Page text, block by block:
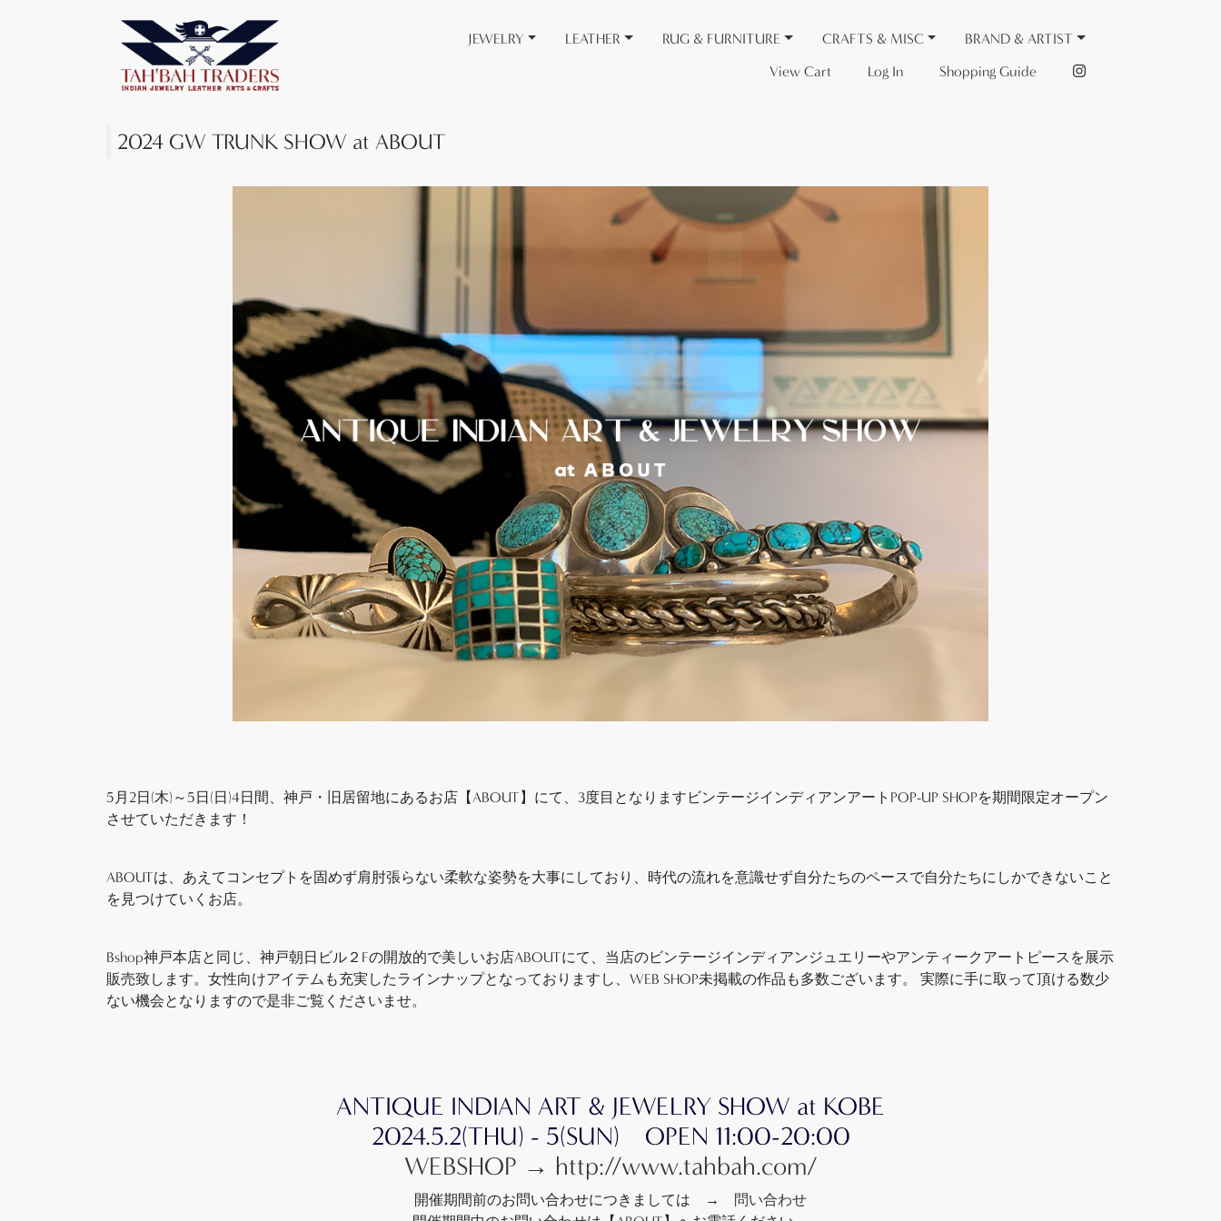
JEWELRY LEATHER RUG & FURNITURE CRAFTS & MISC
BRAND & ARTIST
View Cart
Log In Shopping Guide
2024 GW TRUNK SHOW at ABOUT
5月2日(木)～5日(日)4日間、神戸・旧居留地にあるお店【ABOUT】にて、3度目となりますビンテージインディアンアートPOP-UP SHOPを期間限定オープン
させていただきます！
ABOUTは、あえてコンセプトを固めず肩肘張らない柔軟な姿勢を大事にしており、時代の流れを意識せず自分たちのペースで自分たちにしかできないこと
を見つけていくお店。
Bshop神戸本店と同じ、神戸朝日ビル２Fの開放的で美しいお店ABOUTにて、当店のビンテージインディアンジュエリーやアンティークアートピースを展示
販売致します。女性向けアイテムも充実したラインナップとなっておりますし、WEB SHOP未掲載の作品も多数ございます。 実際に手に取って頂ける数少
ない機会となりますので是非ご覧くださいませ。
ANTIQUE INDIAN ART & JEWELRY SHOW at KOBE
2024.5.2(THU) - 5(SUN) OPEN 11:00-20:00
WEBSHOP → http://www.tahbah.com/
開催期間前のお問い合わせにつきましては → 問い合わせ